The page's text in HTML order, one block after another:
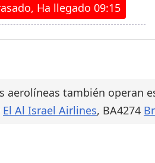
Ha llegado 09:15
aerolíneas también operan
El Al Israel Airlines, BA4274